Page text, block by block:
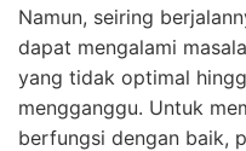
Namun, seiring
dapat mengalami
yang tidak optimal
mengganggu. Untuk
berfungsi dengan baik,